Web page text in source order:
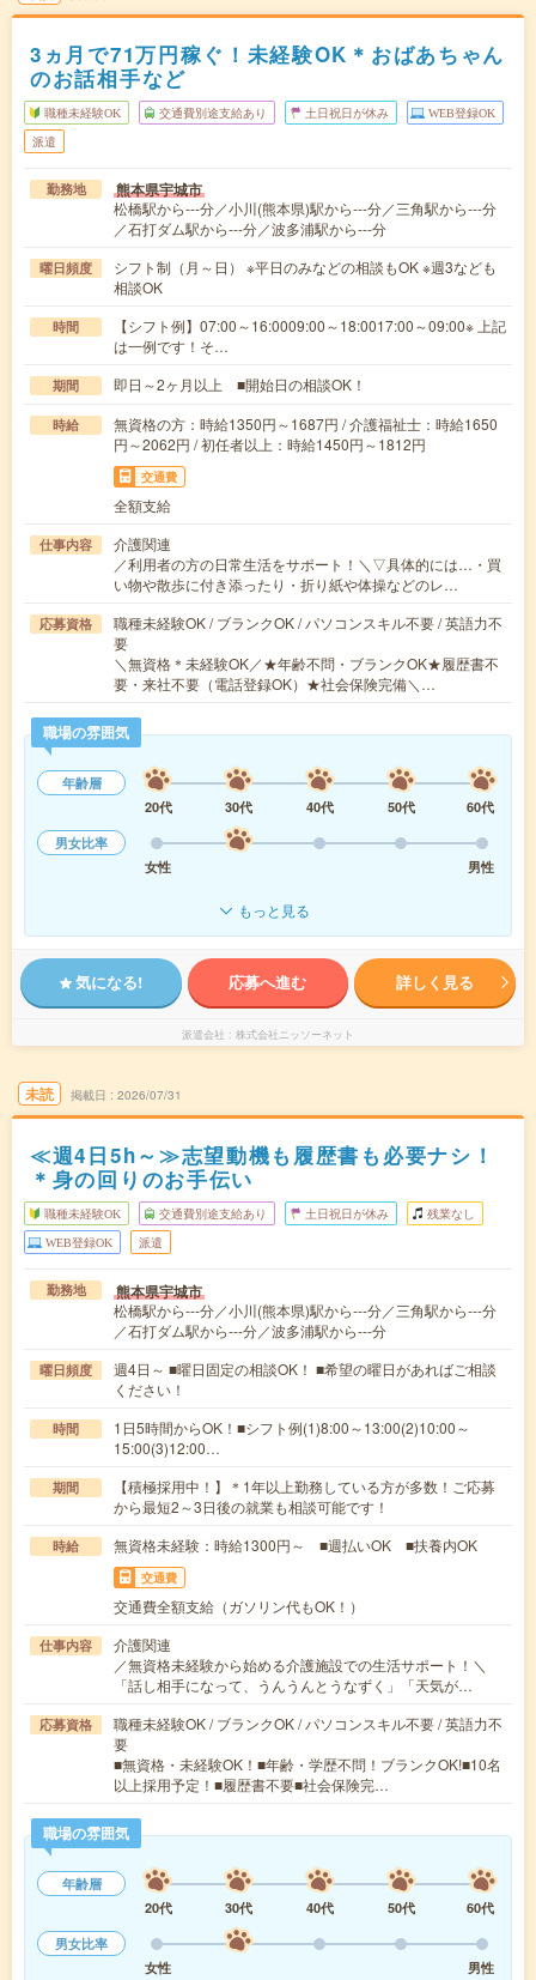
3ヵ月で71万円稼ぐ！未経験OK＊おばあちゃん
のお話相手など
職種未経験OK 交通費別途支給あり 土日祝日が休み WEB登録OK
派遣
勤務地 熊本県宇城市
松橋駅から---分／小川(熊本県)駅から---分／三角駅から---分
／石打ダム駅から---分／波多浦駅から---分
曜日頻度
シフト制（月～日） ※平日のみなどの相談もOK ※週3なども
相談OK
時間
【シフト例】07:00～16:0009:00～18:0017:00～09:00※ 上記
は一例です！そ…
期間 即日～2ヶ月以上 ■開始日の相談OK！
時給
無資格の方：時給1350円～1687円 / 介護福祉士：時給1650
円～2062円 / 初任者以上：時給1450円～1812円
交通費
全額支給
仕事内容
介護関連
／利用者の方の日常生活をサポート！＼▽具体的には…・買
い物や散歩に付き添ったり・折り紙や体操などのレ…
応募資格
職種未経験OK / ブランクOK / パソコンスキル不要 / 英語力不
要
＼無資格＊未経験OK／★年齢不問・ブランクOK★履歴書不
要・来社不要（電話登録OK）★社会保険完備＼…
職場の雰囲気
年齢層
20代
30代 40代 50代
60代
男女比率
女性
男性
もっと見る
気になる! 応募へ進む 詳しく見る
派遣会社 株式会社ニッソーネット
未読 掲載日 2026/07/31
≪週4日5h～≫志望動機も履歴書も必要ナシ！
＊身の回りのお手伝い
職種未経験OK 交通費別途支給あり 土日祝日が休み 残業なし
WEB登録OK 派遣
勤務地 熊本県宇城市
松橋駅から---分／小川(熊本県)駅から---分／三角駅から---分
／石打ダム駅から---分／波多浦駅から---分
曜日頻度
週4日～ ■曜日固定の相談OK！ ■希望の曜日があればご相談
ください！
時間
1日5時間からOK！■シフト例(1)8:00～13:00(2)10:00～
15:00(3)12:00…
期間
【積極採用中！】＊1年以上勤務している方が多数！ご応募
から最短2～3日後の就業も相談可能です！
時給 無資格未経験：時給1300円～ ■週払いOK ■扶養内OK
交通費
交通費全額支給（ガソリン代もOK！）
仕事内容
介護関連
／無資格未経験から始める介護施設での生活サポート！＼
「話し相手になって、うんうんとうなずく」「天気が…
応募資格
職種未経験OK / ブランクOK / パソコンスキル不要 / 英語力不
要
■無資格・未経験OK！■年齢・学歴不問！ブランクOK!■10名
以上採用予定！■履歴書不要■社会保険完…
職場の雰囲気
年齢層
20代
30代 40代 50代
60代
男女比率
女性
男性